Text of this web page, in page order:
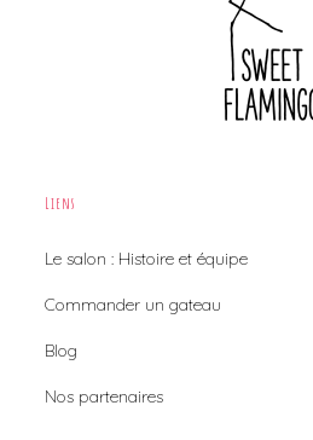
Liens
Le salon : Histoire et équipe
Commander un gateau
Blog
Nos partenaires